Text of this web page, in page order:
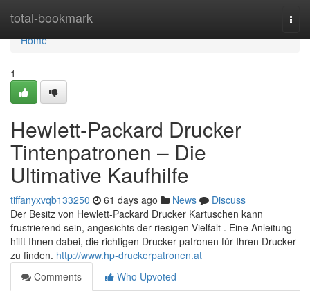
total-bookmark
Home
Home
1
Hewlett-Packard Drucker
Tintenpatronen – Die
Ultimative Kaufhilfe
tiffanyxvqb133250 61 days ago News
Discuss
Der Besitz von Hewlett-Packard Drucker Kartuschen kann
frustrierend sein, angesichts der riesigen Vielfalt . Eine Anleitung
hilft Ihnen dabei, die richtigen Drucker patronen für Ihren Drucker
zu finden. http://www.hp-druckerpatronen.at
Comments
Who Upvoted